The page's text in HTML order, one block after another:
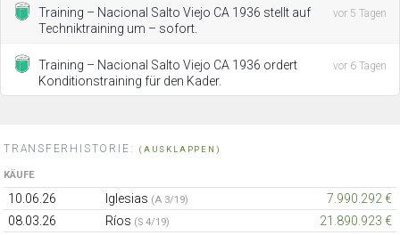
Training – Nacional Salto Viejo CA 1936 stellt auf
Techniktraining um – sofort.
vor 5 Tagen
Training – Nacional Salto Viejo CA 1936 ordert
Konditionstraining für den Kader.
vor 6 Tagen
TRANSFERHISTORIE: (AUSKLAPPEN)
KÄUFE
10.06.26 Iglesias (A 3/19)
7.990.292 €
08.03.26
Ríos (S 4/19)
21.890.923 €